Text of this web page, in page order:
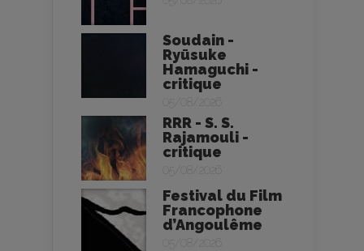
Soudain -
Ryūsuke
Hamaguchi -
critique
05/08/2026
RRR - S. S.
Rajamouli -
critique
05/08/2026
Festival du Film
Francophone
d’Angoulême
05/08/2026